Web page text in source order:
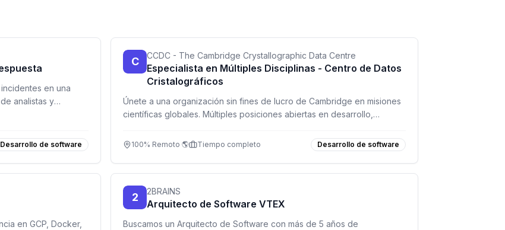
en una
analistas y
Desarrollo de software
C CCDC - The Cambridge Crystallographic Data Centre
Especialista en Múltiples Disciplinas - Centro de Datos
Cristalográficos
Únete a una organización sin fines de lucro de Cambridge en misiones
científicas globales. Múltiples posiciones abiertas en desarrollo,
100% Remoto 🌎 Tiempo completo Desarrollo de software
en GCP, Docker,
2 2BRAINS
Arquitecto de Software VTEX
Buscamos un Arquitecto de Software con más de 5 años de